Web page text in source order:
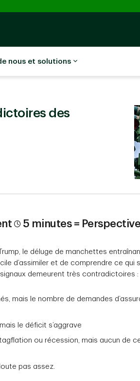
nous et solutions
des
5 minutes =
le déluge de manchettes
d’assimiler et de comprendre ce qui
demeurent très contradictoires :
mais le nombre de demandes
le déficit s’aggrave
ou récession, mais aucun de
pas assez.